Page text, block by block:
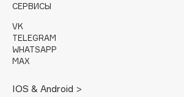
d'Alba
DABO
DARLING*
Darphin
Deonica
СЕРВИСЫ
VK
TELEGRAM
WHATSAPP
MAX
IOS & Android >